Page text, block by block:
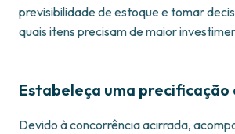
previsibilidade de estoque e tomar
quais itens precisam de maior
Estabeleça uma
Devido à concorrência acirrada,